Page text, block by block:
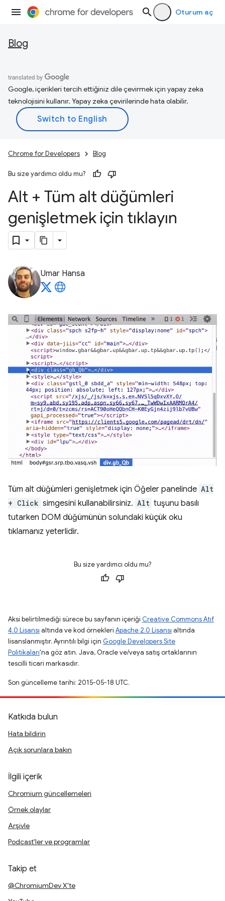
Oturum aç
Blog
Google, içerikleri tercih ettiğiniz dile çevirmek için yapay zeka
teknolojisini kullanır. Yapay zeka çevirilerinde hata olabilir.
Chrome for Developers Blog
Bu size yardımcı oldu mu?
Alt + Tüm alt düğümleri
genişletmek için tıklayın
Umar Hansa
Tüm alt düğümleri genişletmek için Öğeler panelinde Alt
+ Click simgesini kullanabilirsiniz. Alt tuşunu basılı
tutarken DOM düğümünün solundaki küçük oku
tıklamanız yeterlidir.
Bu size yardımcı oldu mu?
Aksi belirtilmediği sürece bu sayfanın içeriği Creative Commons Atıf
4.0 Lisansı altında ve kod örnekleri Apache 2.0 Lisansı altında
lisanslanmıştır. Ayrıntılı bilgi için Google Developers Site
Politikaları'na göz atın. Java, Oracle ve/veya satış ortaklarının
tescilli ticari markasıdır.
Son güncelleme tarihi: 2015-05-18 UTC.
Katkıda bulun
Hata bildirin
Açık sorunlara bakın
İlgili içerik
Chromium güncellemeleri
Örnek olaylar
Arşivle
Podcast'ler ve programlar
Takip et
@ChromiumDev X'te